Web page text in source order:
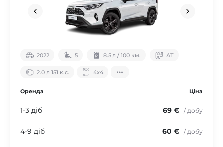
2022 5 8.5 л / 100 км. АТ
2.0 л 151 к.с. 4х4
Оренда Ціна
1-3 діб 69 € / добу
4-9 діб 60 € / добу